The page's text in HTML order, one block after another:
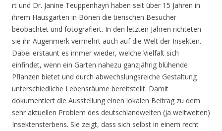
rt und Dr. Janine Teuppenhayn haben seit über 15 Jahren in
ihrem Hausgarten in Bönen die tierischen Besucher
beobachtet und fotografiert. In den letzten Jahren richteten
sie ihr Augenmerk vermehrt auch auf die Welt der Insekten.
Dabei erstaunt es immer wieder, welche Vielfalt sich
einfindet, wenn ein Garten nahezu ganzjährig blühende
Pflanzen bietet und durch abwechslungsreiche Gestaltung
unterschiedliche Lebensräume bereitstellt. Damit
dokumentiert die Ausstellung einen lokalen Beitrag zu dem
sehr aktuellen Problem des deutschlandweiten (ja weltweiten)
Insektensterbens. Sie zeigt, dass sich selbst in einem recht